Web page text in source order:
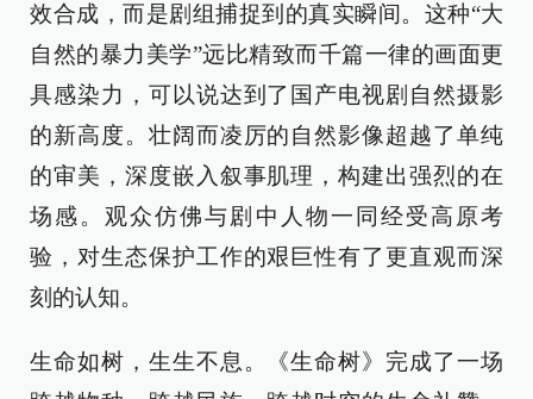
效合成，而是剧组捕捉到的真实瞬间。这种“大
自然的暴力美学”远比精致而千篇一律的画面更
具感染力，可以说达到了国产电视剧自然摄影
的新高度。壮阔而凌厉的自然影像超越了单纯
的审美，深度嵌入叙事肌理，构建出强烈的在
场感。观众仿佛与剧中人物一同经受高原考
验，对生态保护工作的艰巨性有了更直观而深
刻的认知。
生命如树，生生不息。《生命树》完成了一场